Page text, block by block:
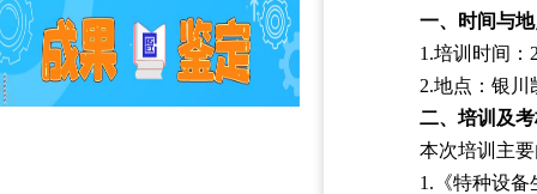
一、时间与
1.培训时间：
2.地点：银
二、培训及
本次培训主
1.《特种设